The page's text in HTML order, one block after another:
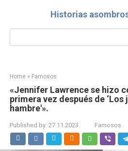
Historias
Search:
Home » Famosos
«Jennifer Lawrence se hizo
primera vez después de ‘Los
hambre'».
Published by: 27.11.2023 Famosos